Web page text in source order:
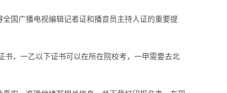
国广播电视编辑记者证和播音员主持人证的重要提
，一乙以下证书可以在所在院校考，一甲需要去北